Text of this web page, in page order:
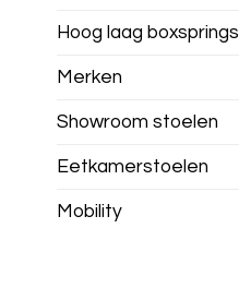
Hoog laag boxsprings
Merken
Showroom stoelen
Eetkamerstoelen
Mobility